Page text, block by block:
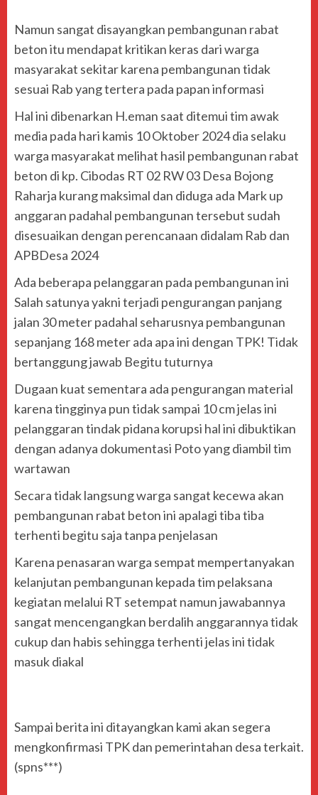
Namun sangat disayangkan pembangunan rabat
beton itu mendapat kritikan keras dari warga
masyarakat sekitar karena pembangunan tidak
sesuai Rab yang tertera pada papan informasi
Hal ini dibenarkan H.eman saat ditemui tim awak
media pada hari kamis 10 Oktober 2024 dia selaku
warga masyarakat melihat hasil pembangunan rabat
beton di kp. Cibodas RT 02 RW 03 Desa Bojong
Raharja kurang maksimal dan diduga ada Mark up
anggaran padahal pembangunan tersebut sudah
disesuaikan dengan perencanaan didalam Rab dan
APBDesa 2024
Ada beberapa pelanggaran pada pembangunan ini
Salah satunya yakni terjadi pengurangan panjang
jalan 30 meter padahal seharusnya pembangunan
sepanjang 168 meter ada apa ini dengan TPK! Tidak
bertanggung jawab Begitu tuturnya
Dugaan kuat sementara ada pengurangan material
karena tingginya pun tidak sampai 10 cm jelas ini
pelanggaran tindak pidana korupsi hal ini dibuktikan
dengan adanya dokumentasi Poto yang diambil tim
wartawan
Secara tidak langsung warga sangat kecewa akan
pembangunan rabat beton ini apalagi tiba tiba
terhenti begitu saja tanpa penjelasan
Karena penasaran warga sempat mempertanyakan
kelanjutan pembangunan kepada tim pelaksana
kegiatan melalui RT setempat namun jawabannya
sangat mencengangkan berdalih anggarannya tidak
cukup dan habis sehingga terhenti jelas ini tidak
masuk diakal
Sampai berita ini ditayangkan kami akan segera
mengkonfirmasi TPK dan pemerintahan desa terkait.
(spns***)